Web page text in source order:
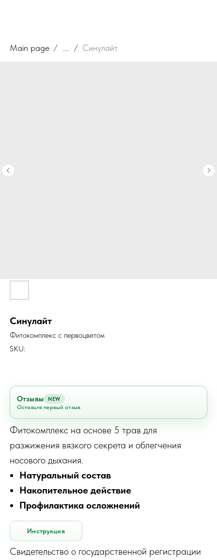
Main page Синулайт
Синулайт
Фитокомплекс с первоцветом
SKU:
Отзывы NEW
Оставьте первый отзыв
Фитокомплекс на основе 5 трав для
разжижения вязкого секрета и облегчения
носового дыхания.
Натуральный состав
Накопительное действие
Профилактика осложнений
Инструкция
Свидетельство о государственной регистрации